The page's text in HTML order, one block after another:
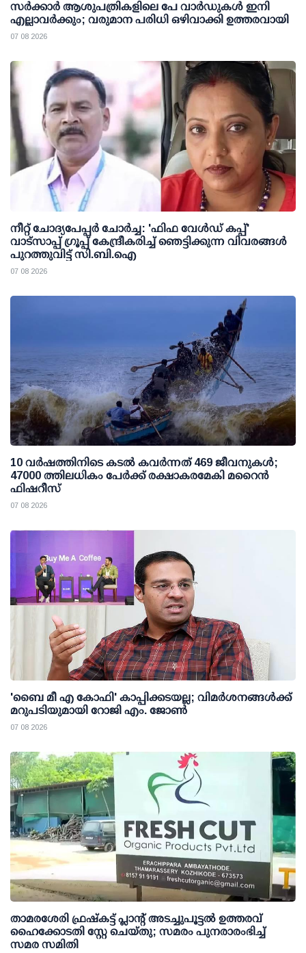
സര്‍ക്കാര്‍ ആശുപത്രികളിലെ പേ വാര്‍ഡുകള്‍ ഇനി
എല്ലാവര്‍ക്കും; വരുമാന പരിധി ഒഴിവാക്കി ഉത്തരവായി
07 08 2026
നീറ്റ് ചോദ്യപേപ്പര്‍ ചോര്‍ച്ച: 'ഫിഫ വേള്‍ഡ് കപ്പ്'
വാട്സാപ്പ് ഗ്രൂപ്പ് കേന്ദ്രീകരിച്ച് ഞെട്ടിക്കുന്ന വിവരങ്ങള്‍
പുറത്തുവിട്ട് സി.ബി.ഐ
07 08 2026
10 വര്‍ഷത്തിനിടെ കടല്‍ കവര്‍ന്നത് 469 ജീവനുകള്‍;
47000 ത്തിലധികം പേര്‍ക്ക് രക്ഷാകരമേകി മറൈന്‍
ഫിഷറീസ്
07 08 2026
'ബൈ മീ എ കോഫി' കാപ്പിക്കടയല്ല; വിമര്‍ശനങ്ങള്‍ക്ക്
മറുപടിയുമായി റോജി എം. ജോണ്‍
07 08 2026
താമരശേരി ഫ്രഷ്കട്ട് പ്ലാന്റ് അടച്ചുപൂട്ടൽ ഉത്തരവ്
ഹൈക്കോടതി സ്റ്റേ ചെയ്തു; സമരം പുനരാരംഭിച്ച്
സമര സമിതി